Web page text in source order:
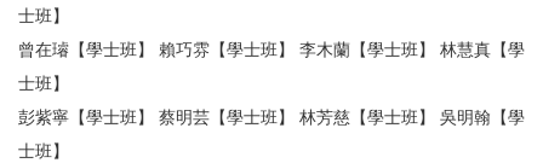
士班】
曾在璿【學士班】 賴巧雰【學士班】 李木蘭【學士班】 林慧真【學
士班】
彭紫寧【學士班】 蔡明芸【學士班】 林芳慈【學士班】 吳明翰【學
士班】